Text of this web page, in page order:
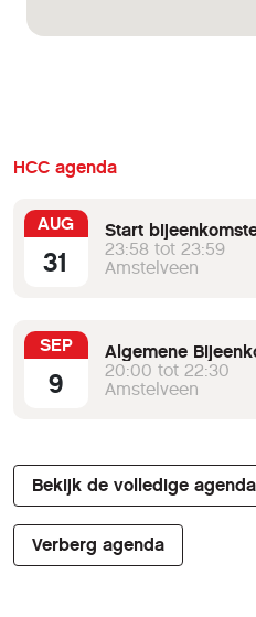
HCC agenda
AUG
31
Start
23:58 tot 23:59
Amstelveen
SEP
9
Algemene
20:00 tot 22:30
Amstelveen
Bekijk de volledige agenda
Verberg agenda